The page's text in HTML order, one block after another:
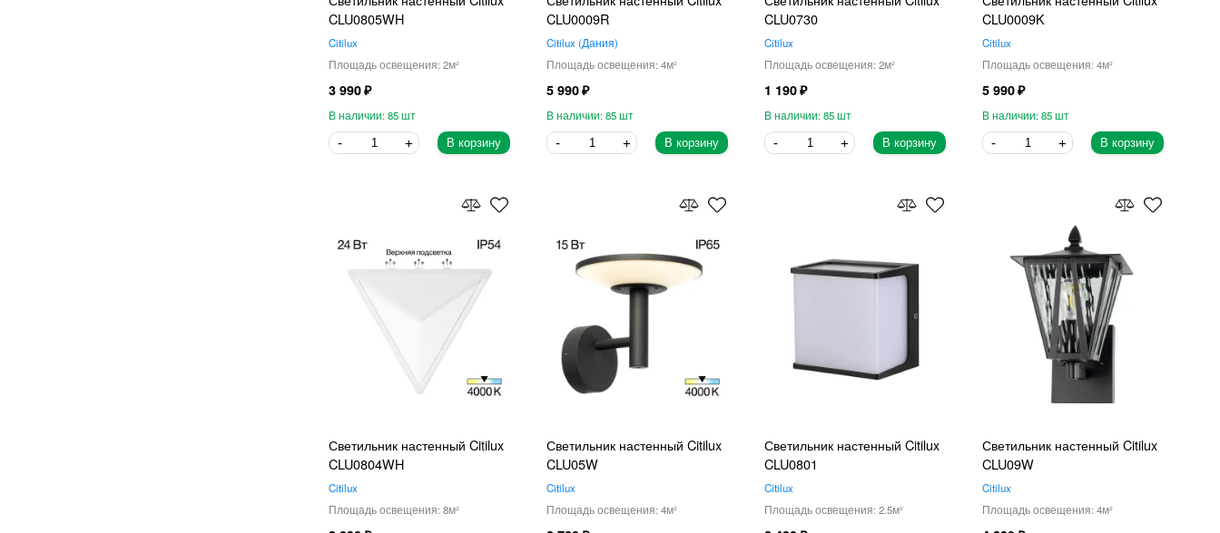
CLU0805WH
Citilux
2
3 990
85
В корзину
CLU0009R
Citilux Дания
4
5 990
85
В корзину
CLU0730
Citilux
2
1 190
85
В корзину
CLU0009K
Citilux
4
5 990
85
В корзину
Светильник настенный Citilux
CLU0804WH
Citilux
8
Светильник настенный Citilux
CLU05W
Citilux
4
Светильник настенный Citilux
CLU0801
Citilux
2.5
Светильник настенный Citilux
CLU09W
Citilux
4